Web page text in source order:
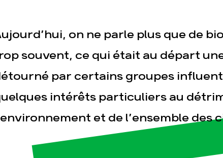
Publications
on ne parle plus que de
souvent, ce qui était au départ
par certains groupes
intérêts particuliers au
et de l’ensemble des